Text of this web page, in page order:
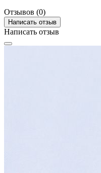
Отзывов (0)
Написать отзыв
Написать отзыв